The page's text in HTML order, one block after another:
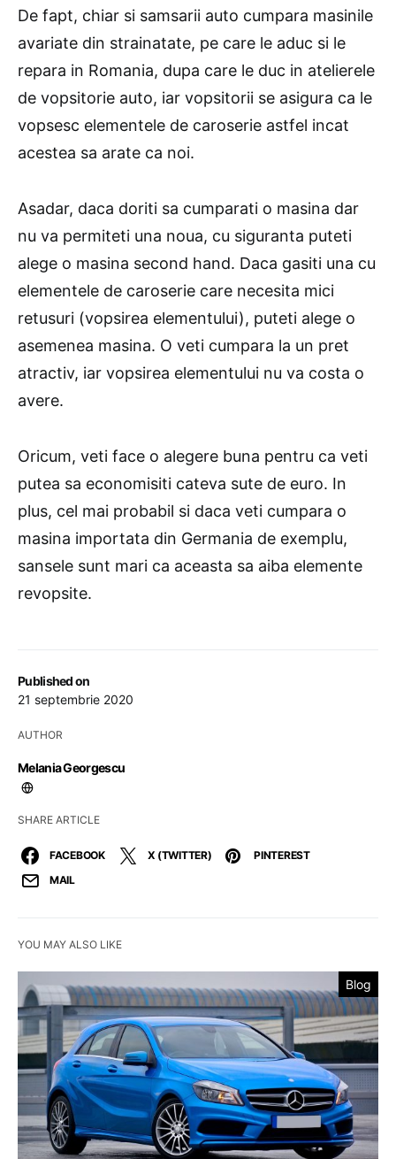
Published on
21 septembrie 2020
AUTHOR
Melania Georgescu
SHARE ARTICLE
FACEBOOK X (TWITTER)
PINTEREST
MAIL
De fapt, chiar si samsarii auto cumpara masinile
avariate din strainatate, pe care le aduc si le
repara in Romania, dupa care le duc in atelierele
de vopsitorie auto, iar vopsitorii se asigura ca le
vopsesc elementele de caroserie astfel incat
acestea sa arate ca noi.
Asadar, daca doriti sa cumparati o masina dar
nu va permiteti una noua, cu siguranta puteti
alege o masina second hand. Daca gasiti una cu
elementele de caroserie care necesita mici
retusuri (vopsirea elementului), puteti alege o
asemenea masina. O veti cumpara la un pret
atractiv, iar vopsirea elementului nu va costa o
avere.
Oricum, veti face o alegere buna pentru ca veti
putea sa economisiti cateva sute de euro. In
plus, cel mai probabil si daca veti cumpara o
masina importata din Germania de exemplu,
sansele sunt mari ca aceasta sa aiba elemente
revopsite.
YOU MAY ALSO LIKE
Blog